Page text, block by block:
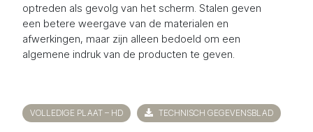
optreden als gevolg van het scherm. Stalen geven
een betere weergave van de materialen en
afwerkingen, maar zijn alleen bedoeld om een
algemene indruk van de producten te geven.
VOLLEDIGE PLAAT – HD TECHNISCH GEGEVENSBLAD